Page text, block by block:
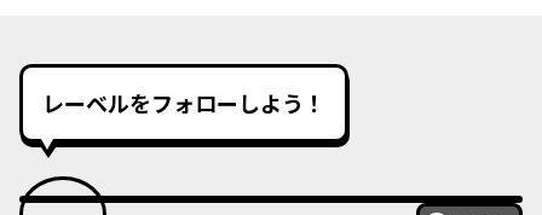
レーベルをフォローしよう！